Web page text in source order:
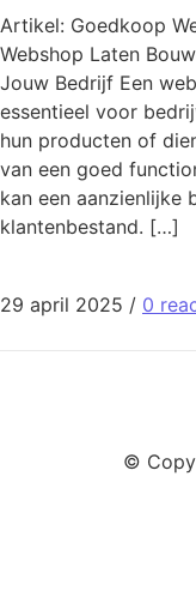
Artikel: Goedkoop
Webshop Laten
Jouw Bedrijf Een
essentieel voor
hun producten of
van een goed
kan een aanzienlijke
klantenbestand. […]
29 april 2025 / 0
©